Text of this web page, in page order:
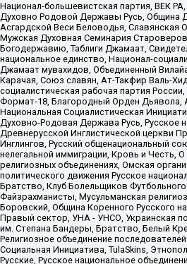
Национал-большевистская партия, ВЕК
Духовно Родовой Державы Русь, Община
Асгардской Веси Беловодья, Славянская
Мужская Духовная Семинария
Богодержавию, Таблиги Джамаат,
национальное единство, Национал-
Джамаат мувахидов, Объединенный
Карачая, Союз славян, Ат-Такфир Валь-
социалистическая рабочая партия
Формат-18, Благородный Орден Дьявола,
Национальная Социалистическая
Духовно-Родовая Держава Русь, Русское
Древнерусской Инглистической церкви
Инглингов, Русский общенациональный
нелегальной иммиграции, Кровь и Честь,
религиозных объединениях, Омская
политического движения Русское
Братство, Клуб Болельщиков
Файзрахманисты, Мусульманская
Боровский, Община Коренного Русского
Правый сектор, УНА - УНСО, Украинская
им. Степана Бандеры, Братство, Белый
Религиозное объединение
Социальная Инициатива, TulaSkins,
Русские, Русское национальное